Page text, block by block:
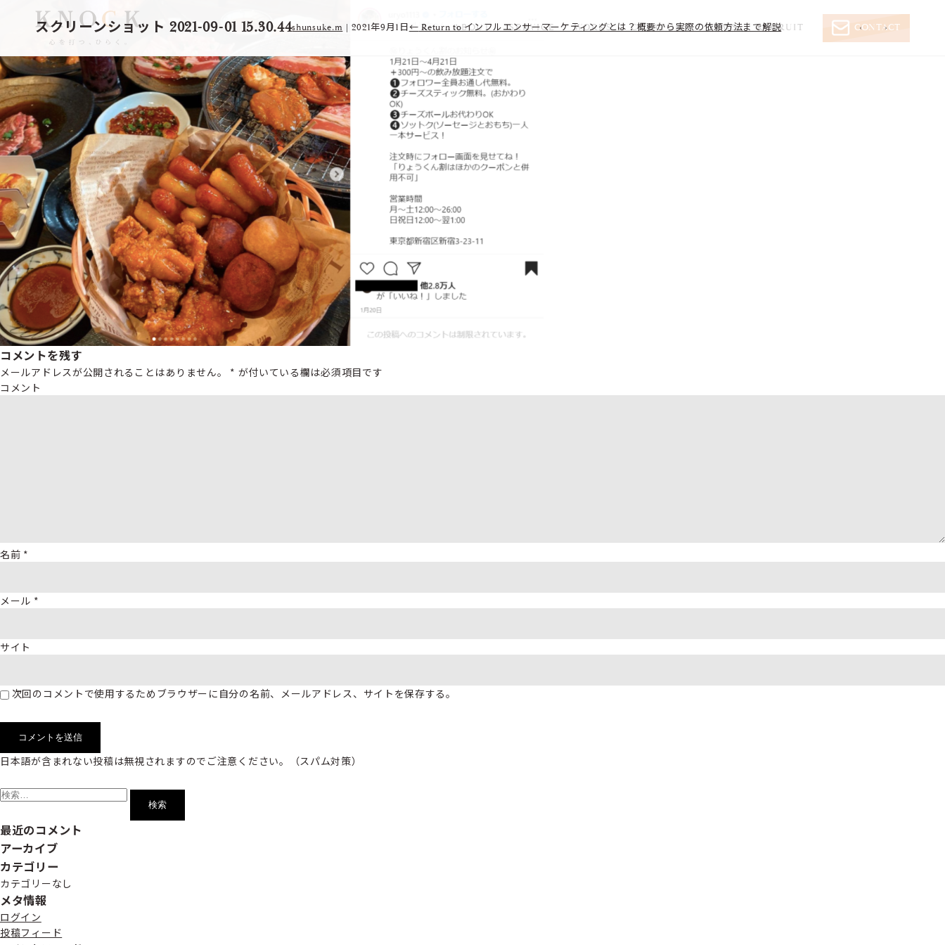
ABOUT SERVICE WORKS CREATORS NEWS RECRUIT CONTACT
スクリーンショット 2021-09-01 15.30.44shunsuke.m |2021年9月1日← Return to インフルエンサーマーケティングとは？概要から実際の依頼方法まで解説 ‹ ›
コメントを残す
メールアドレスが公開されることはありません。 * が付いている欄は必須項目です
コメント
名前 *
メール *
サイト
次回のコメントで使用するためブラウザーに自分の名前、メールアドレス、サイトを保存する。
日本語が含まれない投稿は無視されますのでご注意ください。（スパム対策）
索:
最近のコメント
アーカイブ
カテゴリー
カテゴリーなし
メタ情報
ログイン
投稿フィード